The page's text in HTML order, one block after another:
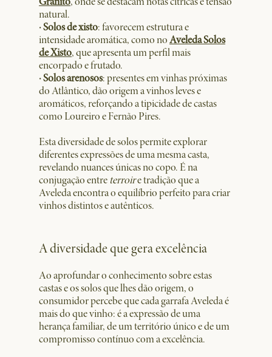
natural.
· Solos de xisto: favorecem estrutura e
intensidade aromática, como noAveleda Solos
de Xisto, que apresenta um perfil mais
encorpado e frutado.
· Solos arenosos: presentes em vinhas próximas
do Atlântico, dão origem a vinhos leves e
aromáticos, reforçando a tipicidade de castas
como Loureiro e Fernão Pires.
Esta diversidade de solos permite explorar
diferentes expressões de uma mesma casta,
revelando nuances únicas no copo. É na
conjugação entre terroire tradição que a
Aveleda encontra o equilíbrio perfeito para criar
vinhos distintos e autênticos.
A diversidade que gera excelência
Ao aprofundar o conhecimento sobre estas
castas e os solos que lhes dão origem, o
consumidor percebe que cada garrafa Aveleda é
mais do que vinho: é a expressão de uma
herança familiar, de um território único e de um
compromisso contínuo com a excelência.